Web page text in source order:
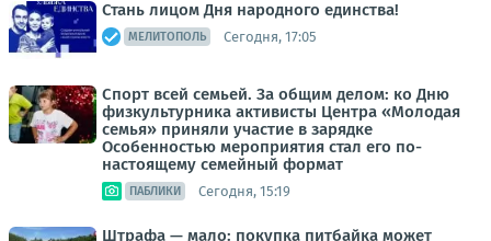
Стань лицом Дня народного единства!
МЕЛИТОПОЛЬ Сегодня, 17:05
Спорт всей семьей. За общим делом: ко Дню
физкультурника активисты Центра «Молодая
семья» приняли участие в зарядке
Особенностью мероприятия стал его по-
настоящему семейный формат
ПАБЛИКИ Сегодня, 15:19
Штрафа — мало: покупка питбайка может